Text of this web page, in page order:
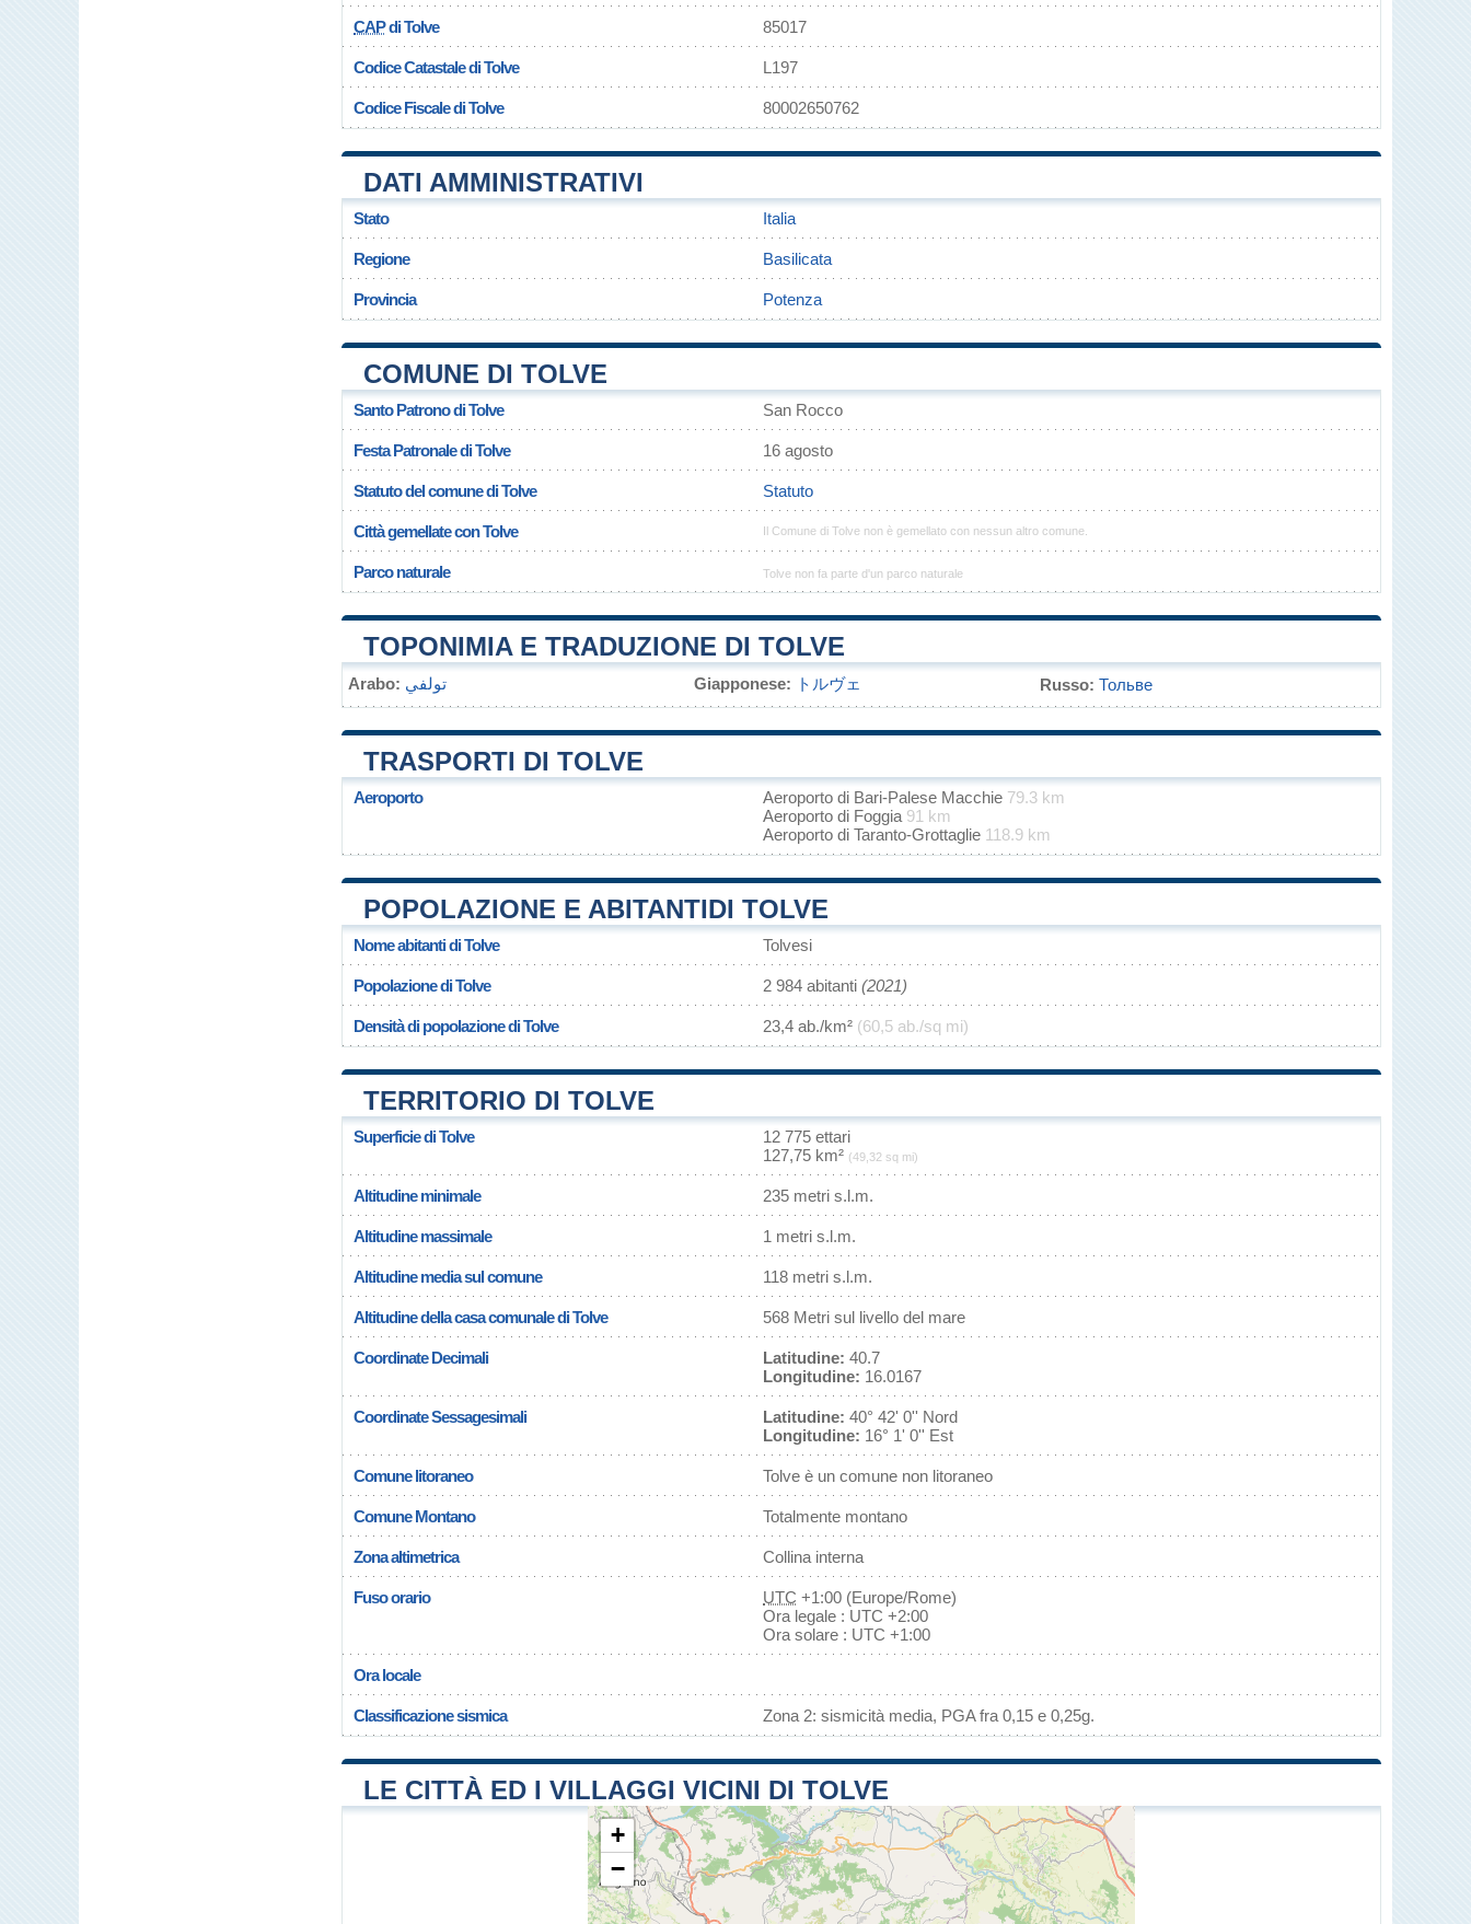
CAPdi Tolve 85017
Codice Catastale di Tolve L197
Codice Fiscale di Tolve 80002650762
DATI AMMINISTRATIVI
Stato Italia
Regione Basilicata
Provincia Potenza
COMUNE DI TOLVE
Santo Patrono di Tolve San Rocco
Festa Patronale di Tolve 16 agosto
Statuto del comune di Tolve Statuto
Città gemellate con Tolve Il Comune di Tolve non è gemellato con nessun altro comune.
Parco naturale Tolve non fa parte d'un parco naturale
TOPONIMIA E TRADUZIONE DI TOLVE
Arabo: تولفي Giapponese: トルヴェ Russo: Тольве
TRASPORTI DI TOLVE
Aeroporto Aeroporto di Bari-Palese Macchie 79.3 km
Aeroporto di Foggia 91 km
Aeroporto di Taranto-Grottaglie 118.9 km
POPOLAZIONE E ABITANTIDI TOLVE
Nome abitanti di Tolve Tolvesi
Popolazione di Tolve 2 984 abitanti (2021)
Densità di popolazione di Tolve 23,4 ab./km² (60,5 ab./sq mi)
TERRITORIO DI TOLVE
Superficie di Tolve
12 775 ettari
127,75 km² (49,32 sq mi)
Altitudine minimale 235 metri s.l.m.
Altitudine massimale 1 metri s.l.m.
Altitudine media sul comune 118 metri s.l.m.
Altitudine della casa comunale di Tolve 568 Metri sul livello del mare
Coordinate Decimali Latitudine: 40.7
Longitudine: 16.0167
Coordinate Sessagesimali Latitudine: 40° 42' 0'' Nord
Longitudine: 16° 1' 0'' Est
Comune litoraneo Tolve è un comune non litoraneo
Comune Montano Totalmente montano
Zona altimetrica Collina interna
Fuso orario UTC +1:00 (Europe/Rome)
Ora legale : UTC +2:00
Ora solare : UTC +1:00
Ora locale
Classificazione sismica Zona 2: sismicità media, PGA fra 0,15 e 0,25g.
LE CITTÀ ED I VILLAGGI VICINI DI TOLVE
+
−